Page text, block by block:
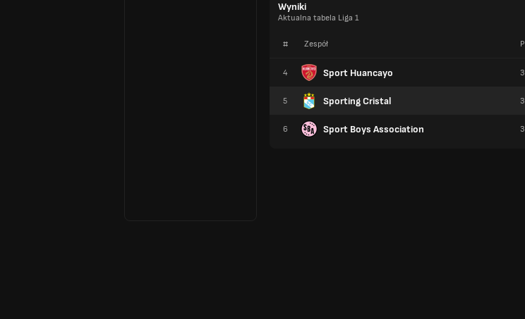
Wyniki
Aktualna tabela Liga 1
# Zespół
4 Sport Huancayo
5 Sporting Cristal
6 Sport Boys Association
P
3
3
3